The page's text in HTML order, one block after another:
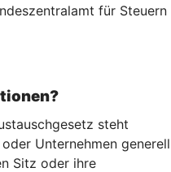
für Steuern
steht
Unternehmen generell
Sitz oder ihre